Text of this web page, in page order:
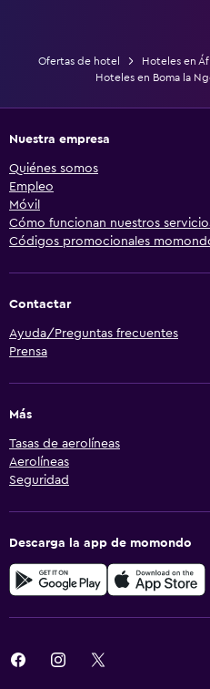
Ofertas de hotel Hoteles en
Hoteles en Boma la
Nuestra empresa
Quiénes somos
Empleo
Móvil
Cómo funcionan nuestros
Códigos promocionales
Contactar
Ayuda/Preguntas frecuentes
Prensa
Más
Tasas de aerolíneas
Aerolíneas
Seguridad
Descarga la app de momondo